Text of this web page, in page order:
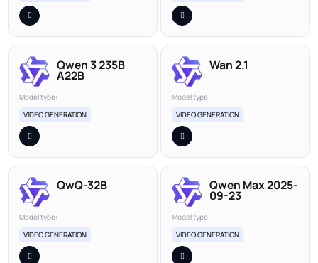
Qwen 3 235B
A22B
Model type:
VIDEO GENERATION
Wan 2.1
Model type:
VIDEO GENERATION
QwQ-32B
Model type:
VIDEO GENERATION
Qwen Max 2025-
09-23
Model type:
VIDEO GENERATION